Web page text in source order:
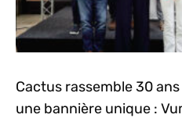
Cactus rassemble 30
une bannière unique :